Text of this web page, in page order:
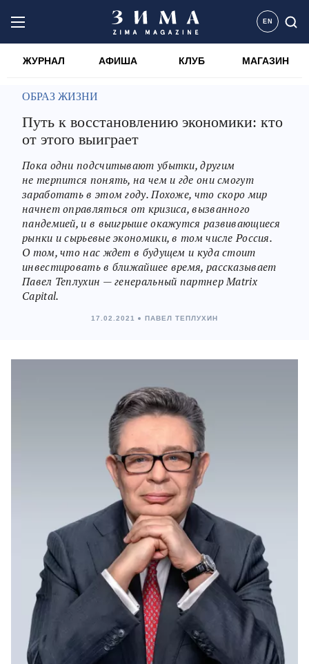
EN
ЖУРНАЛ АФИША КЛУБ МАГАЗИН
ОБРАЗ ЖИЗНИ
Путь к восстановлению экономики: кто
от этого выиграет
Пока одни подсчитывают убытки, другим
не терпится понять, на чем и где они смогут
заработать в этом году. Похоже, что скоро мир
начнет оправляться от кризиса, вызванного
пандемией, и в выигрыше окажутся развивающиеся
рынки и сырьевые экономики, в том числе Россия.
О том, что нас ждет в будущем и куда стоит
инвестировать в ближайшее время, рассказывает
Павел Теплухин — генеральный партнер Matrix
Capital.
17.02.2021 ПАВЕЛ ТЕПЛУХИН